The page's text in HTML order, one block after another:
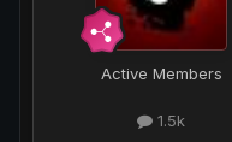
Active Members
1.5k